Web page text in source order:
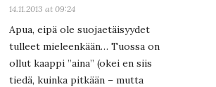
14.11.2013 at 09:24
Apua, eipä ole suojaetäisyydet
tulleet mieleenkään… Tuossa on
ollut kaappi ”aina” (okei en siis
tiedä, kuinka pitkään – mutta